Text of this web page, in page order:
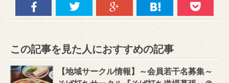
この記事を見た人におすすめの記事
【地域サークル情報】～会員若干名募集～